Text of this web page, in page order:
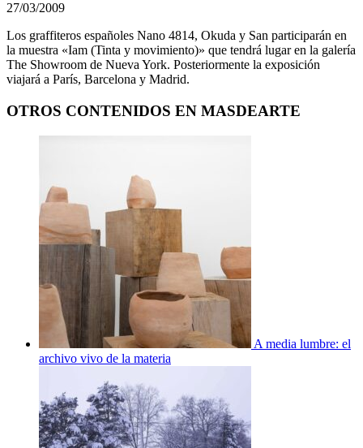
27/03/2009
Los graffiteros españoles Nano 4814, Okuda y San participarán en
la muestra «Iam (Tinta y movimiento)» que tendrá lugar en la galería
The Showroom de Nueva York. Posteriormente la exposición
viajará a París, Barcelona y Madrid.
OTROS CONTENIDOS EN MASDEARTE
A media lumbre: el
archivo vivo de la materia